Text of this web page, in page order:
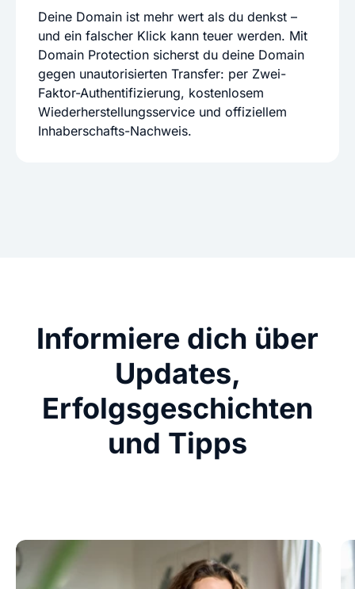
Deine Domain ist mehr wert als du denkst –
und ein falscher Klick kann teuer werden. Mit
Domain Protection sicherst du deine Domain
gegen unautorisierten Transfer: per Zwei-
Faktor-Authentifizierung, kostenlosem
Wiederherstellungsservice und offiziellem
Inhaberschafts-Nachweis.
Informiere dich über
Updates,
Erfolgsgeschichten
und Tipps